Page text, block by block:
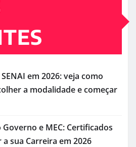
em 2026: veja como
a modalidade e começar
e MEC: Certificados
sua Carreira em 2026